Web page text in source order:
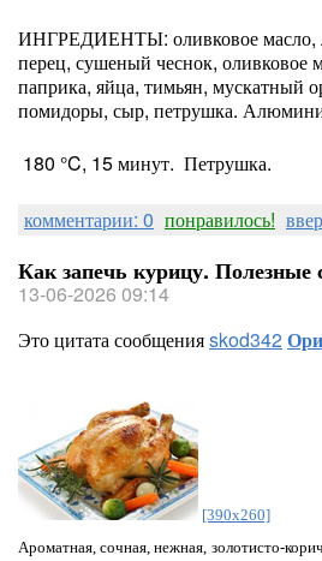
ИНГРЕДИЕНТЫ: оливковое масло,
перец, сушеный чеснок, оливковое
паприка, яйца, тимьян, мускатный
помидоры, сыр, петрушка.
180 °C, 15 минут. Петрушка.
комментарии: 0 понравилось!
Как запечь курицу. Полезные
13-06-2026 09:14
Это цитата сообщенияskod342
[390x260]
Ароматная, сочная, нежная, золотисто-